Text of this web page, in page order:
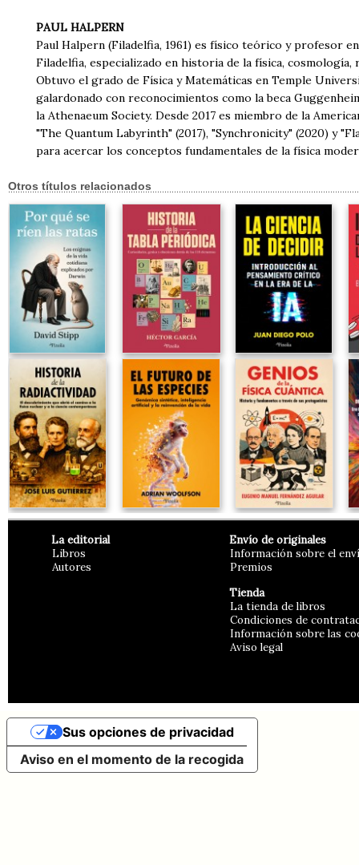
PAUL HALPERN
Paul Halpern (Filadelfia, 1961) es físico teórico y profesor
Filadelfia, especializado en historia de la física,
Obtuvo el grado de Física y Matemáticas en Temple
galardonado con reconocimientos como la beca
la Athenaeum Society. Desde 2017 es miembro de la
"The Quantum Labyrinth" (2017), "Synchronicity" (2020) y
para acercar los conceptos fundamentales de la física
Otros títulos relacionados
La editorial
Libros
Autores
Envío de originales
Información sobre el
Premios
Tienda
La tienda de libros
Condiciones de
Información sobre las
Aviso legal
Aviso en el momento de la recogida
Sus opciones de privacidad